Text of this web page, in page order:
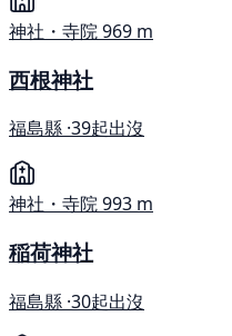
神社・寺院969 m
西根神社
福島縣 ·39起出沒
神社・寺院993 m
稲荷神社
福島縣 ·30起出沒